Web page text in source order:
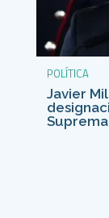
POLÍTICA
Javier
Suprema